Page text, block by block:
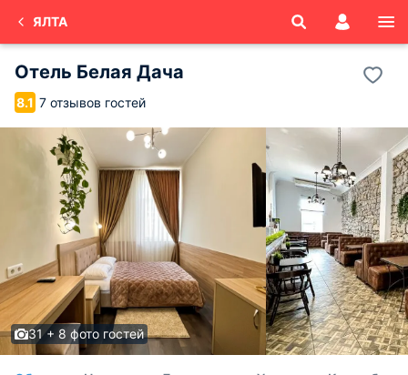
ЯЛТА
Отель Белая Дача
8.1 7 отзывов гостей
31 + 8 фото гостей